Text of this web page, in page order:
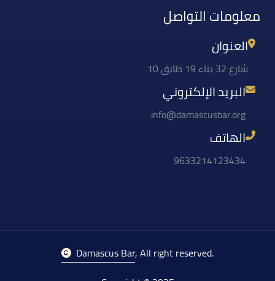
معلومات التواصل
العنوان
شارع 32 بناء 19 طابق 10
البريد الإلكتروني
info@damascusbar.org
الهاتف
9633214123434
Damascus Bar, All right reserved.